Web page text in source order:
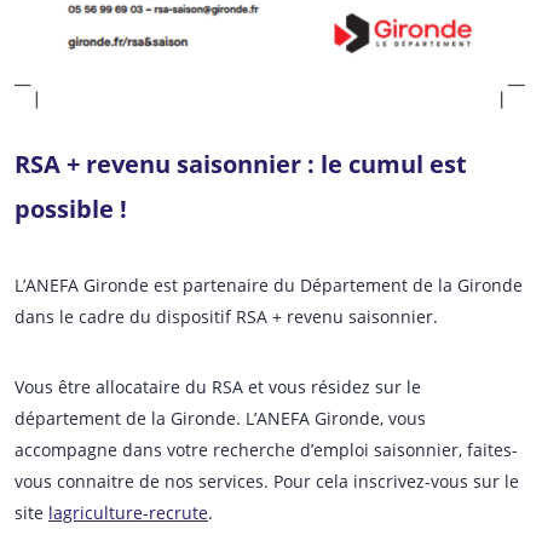
RSA + revenu saisonnier : le cumul est
possible !
L’ANEFA Gironde est partenaire du Département de la Gironde
dans le cadre du dispositif RSA + revenu saisonnier.
Vous être allocataire du RSA et vous résidez sur le
département de la Gironde. L’ANEFA Gironde, vous
accompagne dans votre recherche d’emploi saisonnier, faites-
vous connaitre de nos services. Pour cela inscrivez-vous sur le
site lagriculture-recrute.